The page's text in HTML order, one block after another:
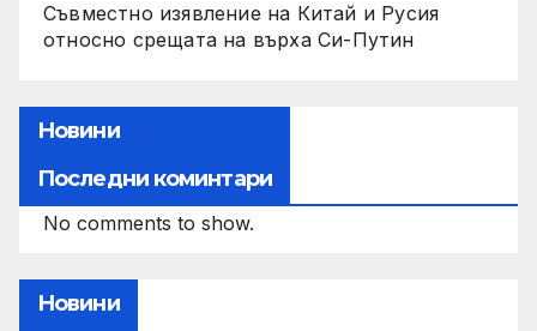
Съвместно изявление на Китай и Русия
относно срещата на върха Си-Путин
Новини
Последни коминтари
No comments to show.
Новини